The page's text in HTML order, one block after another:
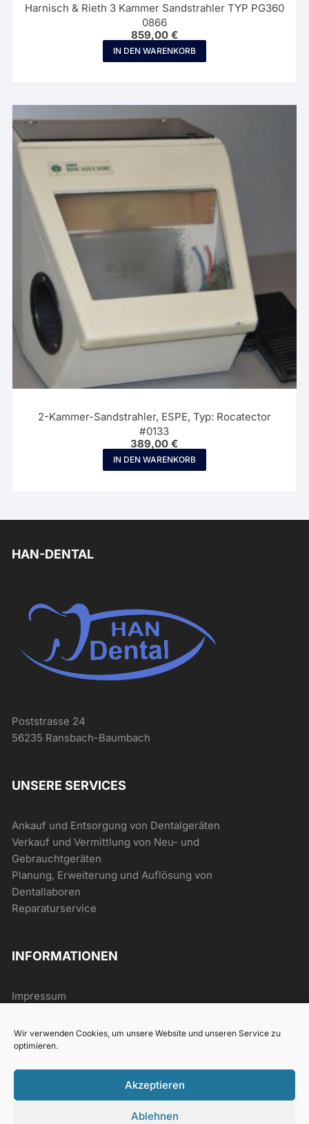
Wir verwenden Cookies, um unsere Website und unseren Service zu
optimieren.
Akzeptieren
Ablehnen
Harnisch & Rieth 3 Kammer Sandstrahler TYP PG360
0866
859,00 €
IN DEN WARENKORB
2-Kammer-Sandstrahler, ESPE, Typ: Rocatector
#0133
389,00€
IN DEN WARENKORB
HAN-DENTAL
Poststrasse 24
56235 Ransbach-Baumbach
UNSERE SERVICES
Ankauf und Entsorgung von Dentalgeräten
Verkauf und Vermittlung von Neu- und
Gebrauchtgeräten
Planung, Erweiterung und Auflösung von
Dentallaboren
Reparaturservice
INFORMATIONEN
Impressum
Datenschutz
Widerrufsrecht